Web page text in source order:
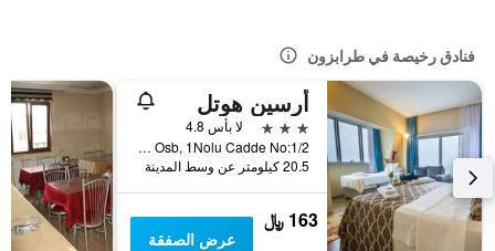
فنادق رخيصة في طرابزون
أرسين هوتل
3 نجوم
لا بأس 4.8
Yesilyali Mahallesi Arsin Osb, 1Nolu Cadde No:1/2, طرابزون, تركيا
20.5 كيلومتر عن وسط المدينة
163 ﷼
عرض الصفقة